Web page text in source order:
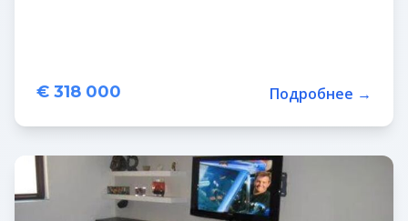
€ 318 000 Подробнее →